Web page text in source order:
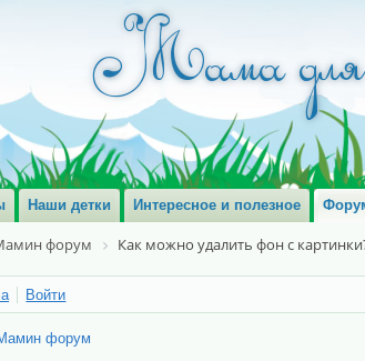
Наши детки Интересное и полезное
форум Как можно удалить фон с
Войти
форум